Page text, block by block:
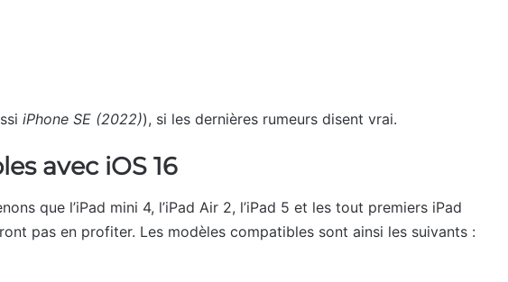
iPhone SE (2022)), si les dernières rumeurs disent vrai.
avec iOS 16
que l’iPad mini 4, l’iPad Air 2, l’iPad 5 et les tout premiers iPad
pas en profiter. Les modèles compatibles sont ainsi les suivants :